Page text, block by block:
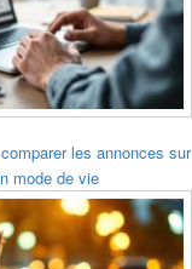
les annonces sur
mode de vie